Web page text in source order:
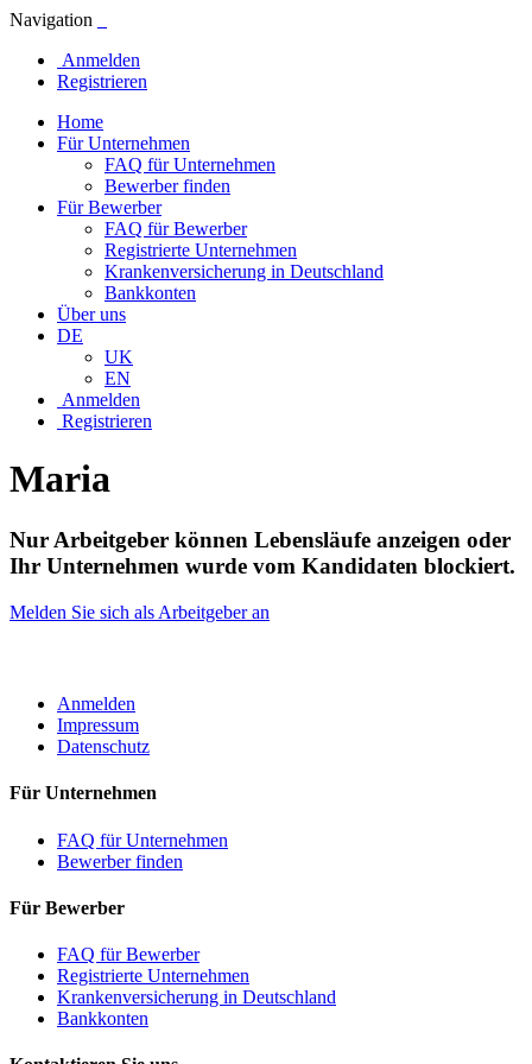
Navigation
Anmelden
Registrieren
Home
Für Unternehmen
FAQ für Unternehmen
Bewerber finden
Für Bewerber
FAQ für Bewerber
Registrierte Unternehmen
Krankenversicherung in Deutschland
Bankkonten
Über uns
DE
UK
EN
Anmelden
Registrieren
Maria
Nur Arbeitgeber können Lebensläufe anzeigen oder
Ihr Unternehmen wurde vom Kandidaten blockiert.
Melden Sie sich als Arbeitgeber an
Anmelden
Impressum
Datenschutz
Für Unternehmen
FAQ für Unternehmen
Bewerber finden
Für Bewerber
FAQ für Bewerber
Registrierte Unternehmen
Krankenversicherung in Deutschland
Bankkonten